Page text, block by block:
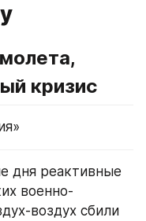
кризис
дня реактивные
военно-
воздух сбили